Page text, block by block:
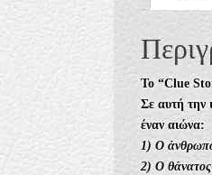
Το “Clue
Σε αυτή την
έναν αιώνα:
1) Ο
2) Ο